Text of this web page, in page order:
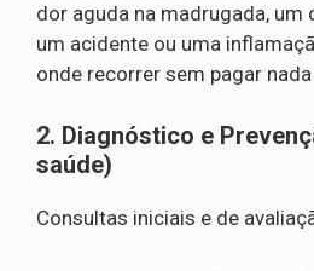
dor aguda na madrugada, um
um acidente ou uma
onde recorrer sem pagar
2. Diagnóstico e
saúde)
Consultas iniciais e de